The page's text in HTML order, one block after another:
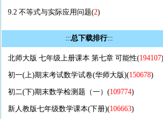
9.2 不等式与实际应用问题(2)
:::总下载排行:::
北师大版 七年级上册课本 第七章 可能性(194107)
初一(上)期末考试数学试卷(华师大版)(150678)
初二(下)期末数学检测题（一）(109774)
新人教版七年级数学课本(下册)(106663)